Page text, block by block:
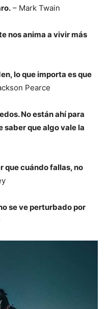
– Mark Twain
nos anima a vivir más
lo que importa es que
Pearce
No están ahí para
saber que algo vale la
que cuándo fallas, no
se ve perturbado por